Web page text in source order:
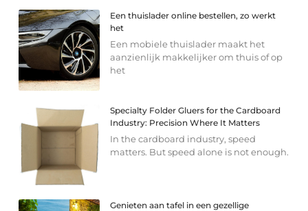
Een thuislader online bestellen, zo werkt
het
Een mobiele thuislader maakt het
aanzienlijk makkelijker om thuis of op
het
Specialty Folder Gluers for the Cardboard
Industry: Precision Where It Matters
In the cardboard industry, speed
matters. But speed alone is not enough.
Genieten aan tafel in een gezellige